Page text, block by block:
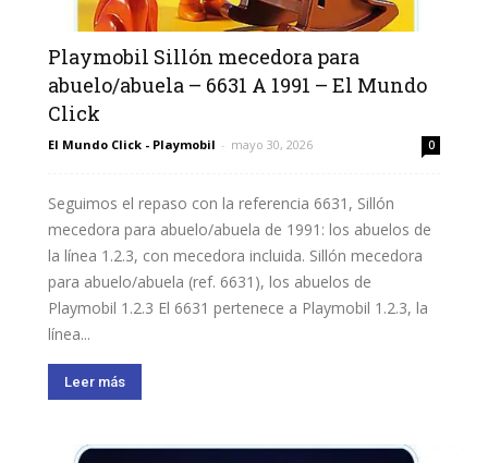
Playmobil Sillón mecedora para
abuelo/abuela – 6631 A 1991 – El Mundo
Click
El Mundo Click - Playmobil - mayo 30, 2026 0
Seguimos el repaso con la referencia 6631, Sillón
mecedora para abuelo/abuela de 1991: los abuelos de
la línea 1.2.3, con mecedora incluida. Sillón mecedora
para abuelo/abuela (ref. 6631), los abuelos de
Playmobil 1.2.3 El 6631 pertenece a Playmobil 1.2.3, la
línea...
Leer más